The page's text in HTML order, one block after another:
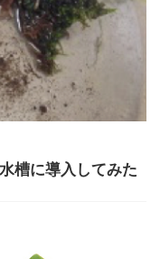
槽に導入してみた